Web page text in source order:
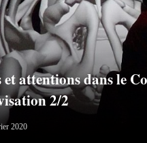
et attentions dans le
2/2
2020